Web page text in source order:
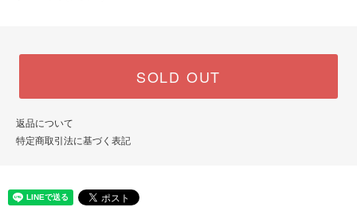
SOLD OUT
返品について
特定商取引法に基づく表記